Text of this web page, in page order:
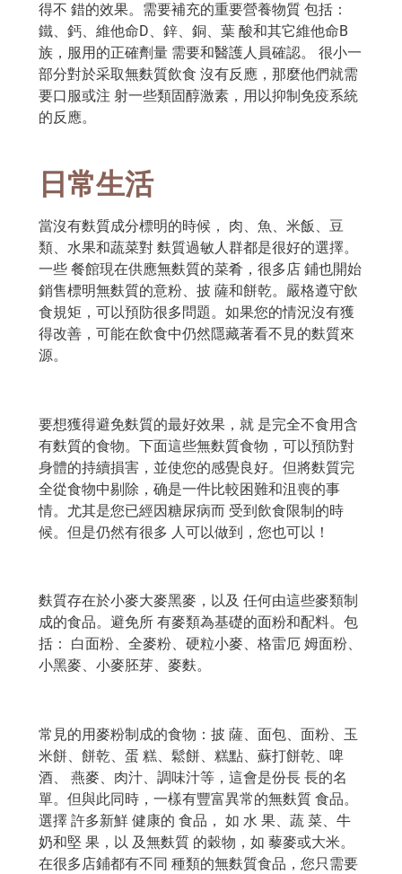
得不 錯的效果。需要補充的重要營養物質 包括：
鐵、鈣、維他命D、鋅、銅、葉 酸和其它維他命B
族，服用的正確劑量 需要和醫護人員確認。 很小一
部分對於采取無麩質飲食 沒有反應，那麼他們就需
要口服或注 射一些類固醇激素，用以抑制免疫系統
的反應。
日常生活
當沒有麩質成分標明的時候， 肉、魚、米飯、豆
類、水果和蔬菜對 麩質過敏人群都是很好的選擇。
一些 餐館現在供應無麩質的菜肴，很多店 鋪也開始
銷售標明無麩質的意粉、披 薩和餅乾。嚴格遵守飲
食規矩，可以預防很多問題。如果您的情況沒有獲
得改善，可能在飲食中仍然隱藏著看不見的麩質來
源。
要想獲得避免麩質的最好效果，就 是完全不食用含
有麩質的食物。下面這些無麩質食物，可以預防對
身體的持續損害，並使您的感覺良好。但將麩質完
全從食物中剔除，确是一件比較困難和沮喪的事
情。尤其是您已經因糖尿病而 受到飲食限制的時
候。但是仍然有很多 人可以做到，您也可以！
麩質存在於小麥大麥黑麥，以及 任何由這些麥類制
成的食品。避免所 有麥類為基礎的面粉和配料。包
括： 白面粉、全麥粉、硬粒小麥、格雷厄 姆面粉、
小黑麥、小麥胚芽、麥麩。
常見的用麥粉制成的食物：披 薩、面包、面粉、玉
米餅、餅乾、蛋 糕、鬆餅、糕點、蘇打餅乾、啤
酒、 燕麥、肉汁、調味汁等，這會是份長 長的名
單。但與此同時，一樣有豐富異常的無麩質 食品。
選擇 許多新鮮 健康的 食品， 如 水 果、蔬 菜、牛
奶和堅 果，以 及無麩質 的穀物，如 藜麥或大米。
在很多店鋪都有不同 種類的無麩質食品，您只需要